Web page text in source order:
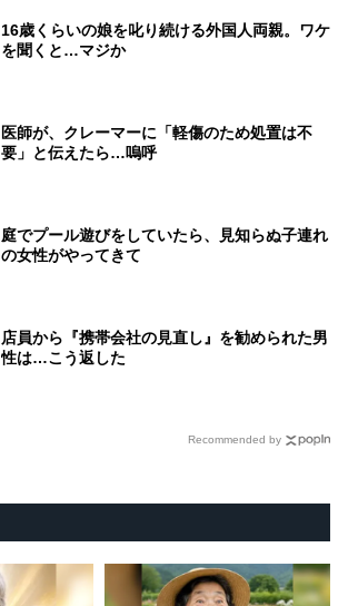
16歳くらいの娘を叱り続ける外国人両親。ワケ
を聞くと…マジか
医師が、クレーマーに「軽傷のため処置は不
要」と伝えたら…嗚呼
庭でプール遊びをしていたら、見知らぬ子連れ
の女性がやってきて
店員から『携帯会社の見直し』を勧められた男
性は…こう返した
Recommended by